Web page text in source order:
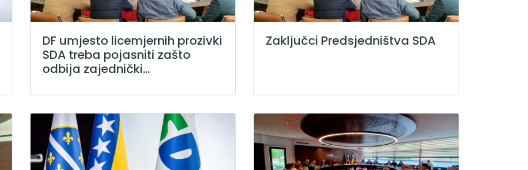
DF umjesto licemjernih prozivki
SDA treba pojasniti zašto
odbija zajednički...
Zaključci Predsjedništva SDA